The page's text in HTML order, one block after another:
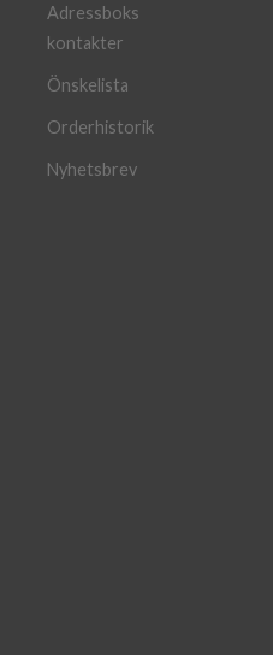
Adressboks
kontakter
Önskelista
Orderhistorik
Nyhetsbrev